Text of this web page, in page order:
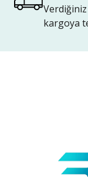
kargoya